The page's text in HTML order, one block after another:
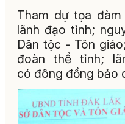
Tham dự tọa
lãnh đạo tỉnh;
Dân tộc - Tôn
đoàn thể tỉnh;
có đông đồng bảo